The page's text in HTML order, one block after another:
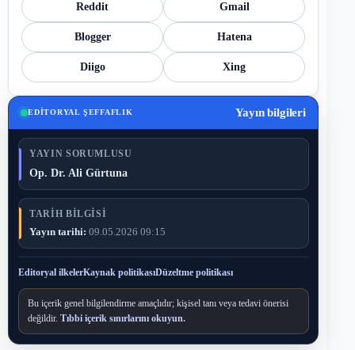
Reddit Gmail
Blogger Hatena
Diigo Xing
EDITORYAL ŞEFFAFLIK Yayın bilgileri
YAYIN SORUMLUSU
Op. Dr. Ali Gürtuna
TARIH BILGISI
Yayın tarihi: 09.05.2026 09:15
Editoryal ilkelerKaynak politikasıDüzeltme politikası
Bu içerik genel bilgilendirme amaçlıdır; kişisel tanı veya tedavi önerisi
değildir. Tıbbi içerik sınırlarını okuyun.